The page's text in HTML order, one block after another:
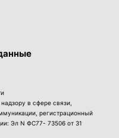
в сфере связи,
регистрационный
Эл N ФС77- 73506 от 31